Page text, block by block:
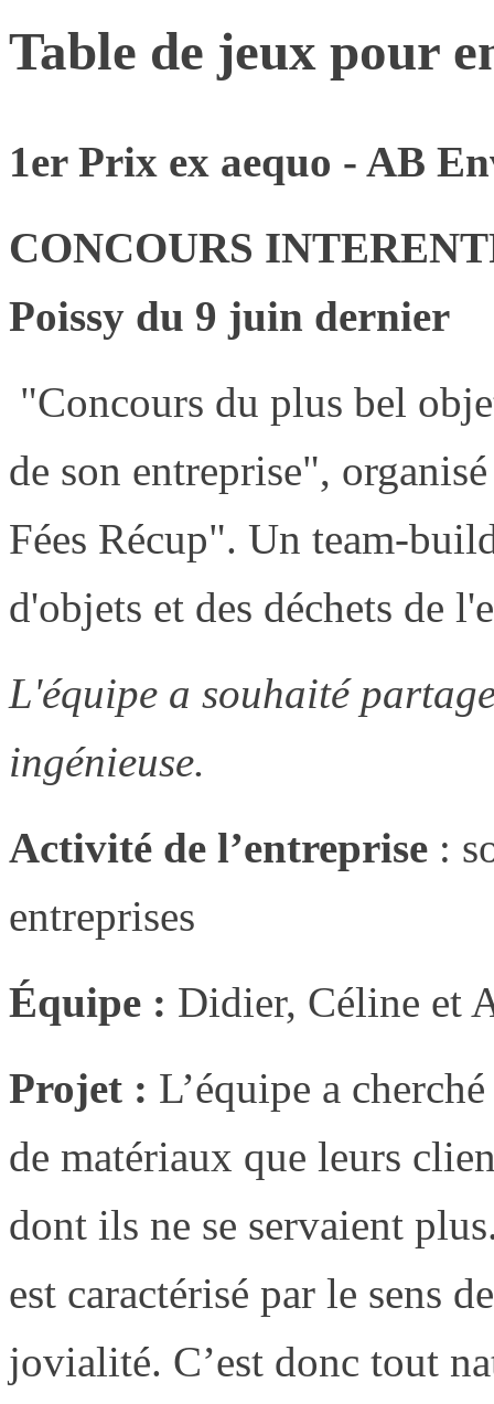
Table de jeux pour
1er Prix ex aequo - AB
CONCOURS
Poissy du 9 juin dernier
"Concours du plus bel
de son entreprise",
Fées Récup". Un team-
d'objets et des déchets de
L'équipe a souhaité
ingénieuse.
Activité de l’entreprise :
entreprises
Équipe : Didier, Céline et
Projet : L’équipe a
de matériaux que leurs
dont ils ne se servaient
est caractérisé par le sens
jovialité. C’est donc tout